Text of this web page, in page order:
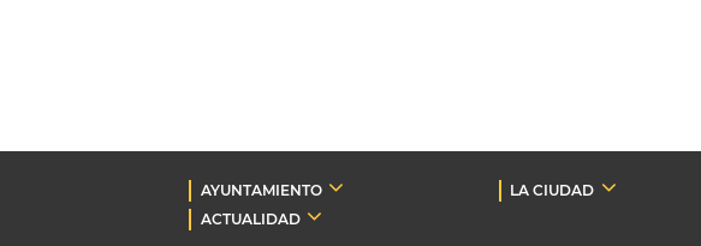
AYUNTAMIENTO LA CIUDAD
ACTUALIDAD